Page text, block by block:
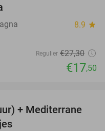
8.9 star
Regulier €27,30
€17,50
54%
+ Mediterrane